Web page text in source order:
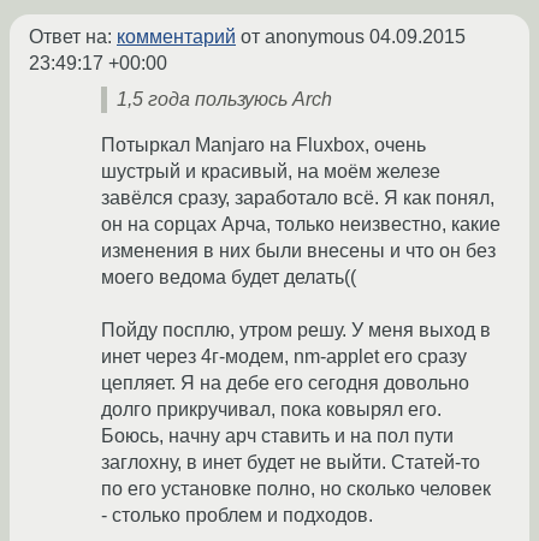
Ответ на: комментарий от anonymous 04.09.2015
23:49:17 +00:00
1,5 года пользуюсь Arch
Потыркал Manjaro на Fluxbox, очень
шустрый и красивый, на моём железе
завёлся сразу, заработало всё. Я как понял,
он на сорцах Арча, только неизвестно, какие
изменения в них были внесены и что он без
моего ведома будет делать((
Пойду посплю, утром решу. У меня выход в
инет через 4г-модем, nm-applet его сразу
цепляет. Я на дебе его сегодня довольно
долго прикручивал, пока ковырял его.
Боюсь, начну арч ставить и на пол пути
заглохну, в инет будет не выйти. Статей-то
по его установке полно, но сколько человек
- столько проблем и подходов.